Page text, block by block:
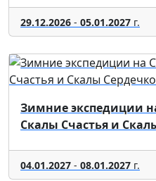
29.12.2026 - 05.01.2027 г.
Зимние экспедиции
Скалы Счастья и
04.01.2027 - 08.01.2027 г.